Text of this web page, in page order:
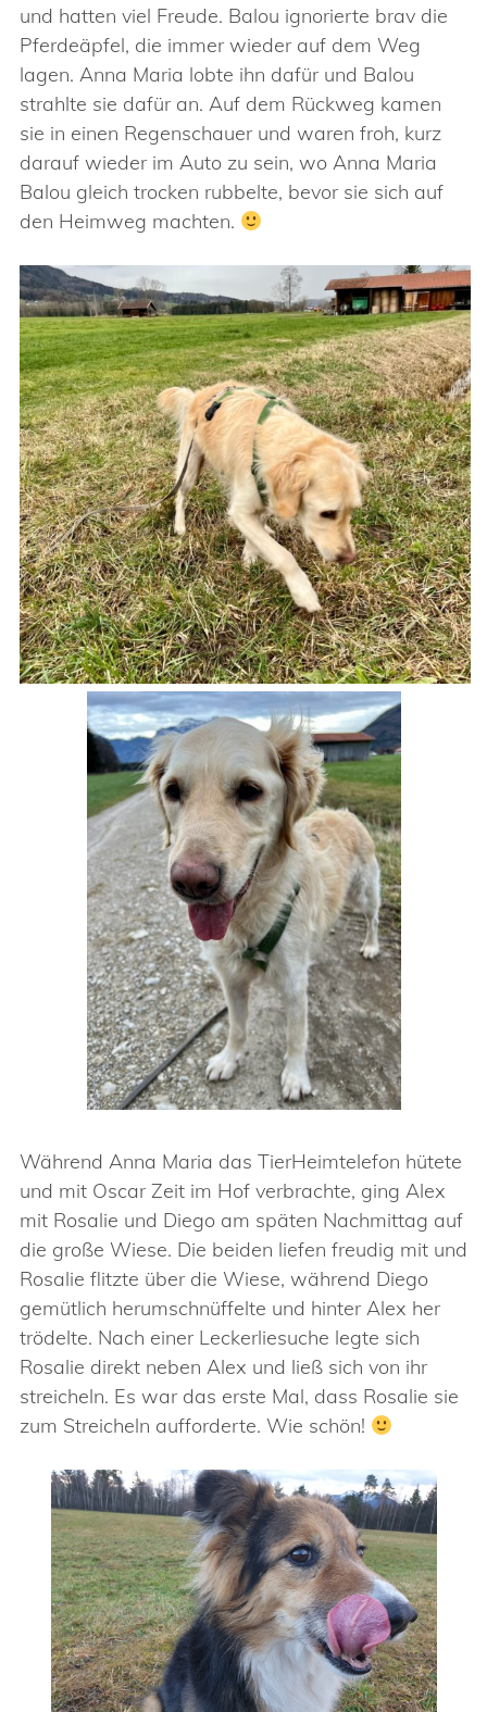
und hatten viel Freude. Balou ignorierte brav die
Pferdeäpfel, die immer wieder auf dem Weg
lagen. Anna Maria lobte ihn dafür und Balou
strahlte sie dafür an. Auf dem Rückweg kamen
sie in einen Regenschauer und waren froh, kurz
darauf wieder im Auto zu sein, wo Anna Maria
Balou gleich trocken rubbelte, bevor sie sich auf
den Heimweg machten.
Während Anna Maria das TierHeimtelefon hütete
und mit Oscar Zeit im Hof verbrachte, ging Alex
mit Rosalie und Diego am späten Nachmittag auf
die große Wiese. Die beiden liefen freudig mit und
Rosalie flitzte über die Wiese, während Diego
gemütlich herumschnüffelte und hinter Alex her
trödelte. Nach einer Leckerliesuche legte sich
Rosalie direkt neben Alex und ließ sich von ihr
streicheln. Es war das erste Mal, dass Rosalie sie
zum Streicheln aufforderte. Wie schön!